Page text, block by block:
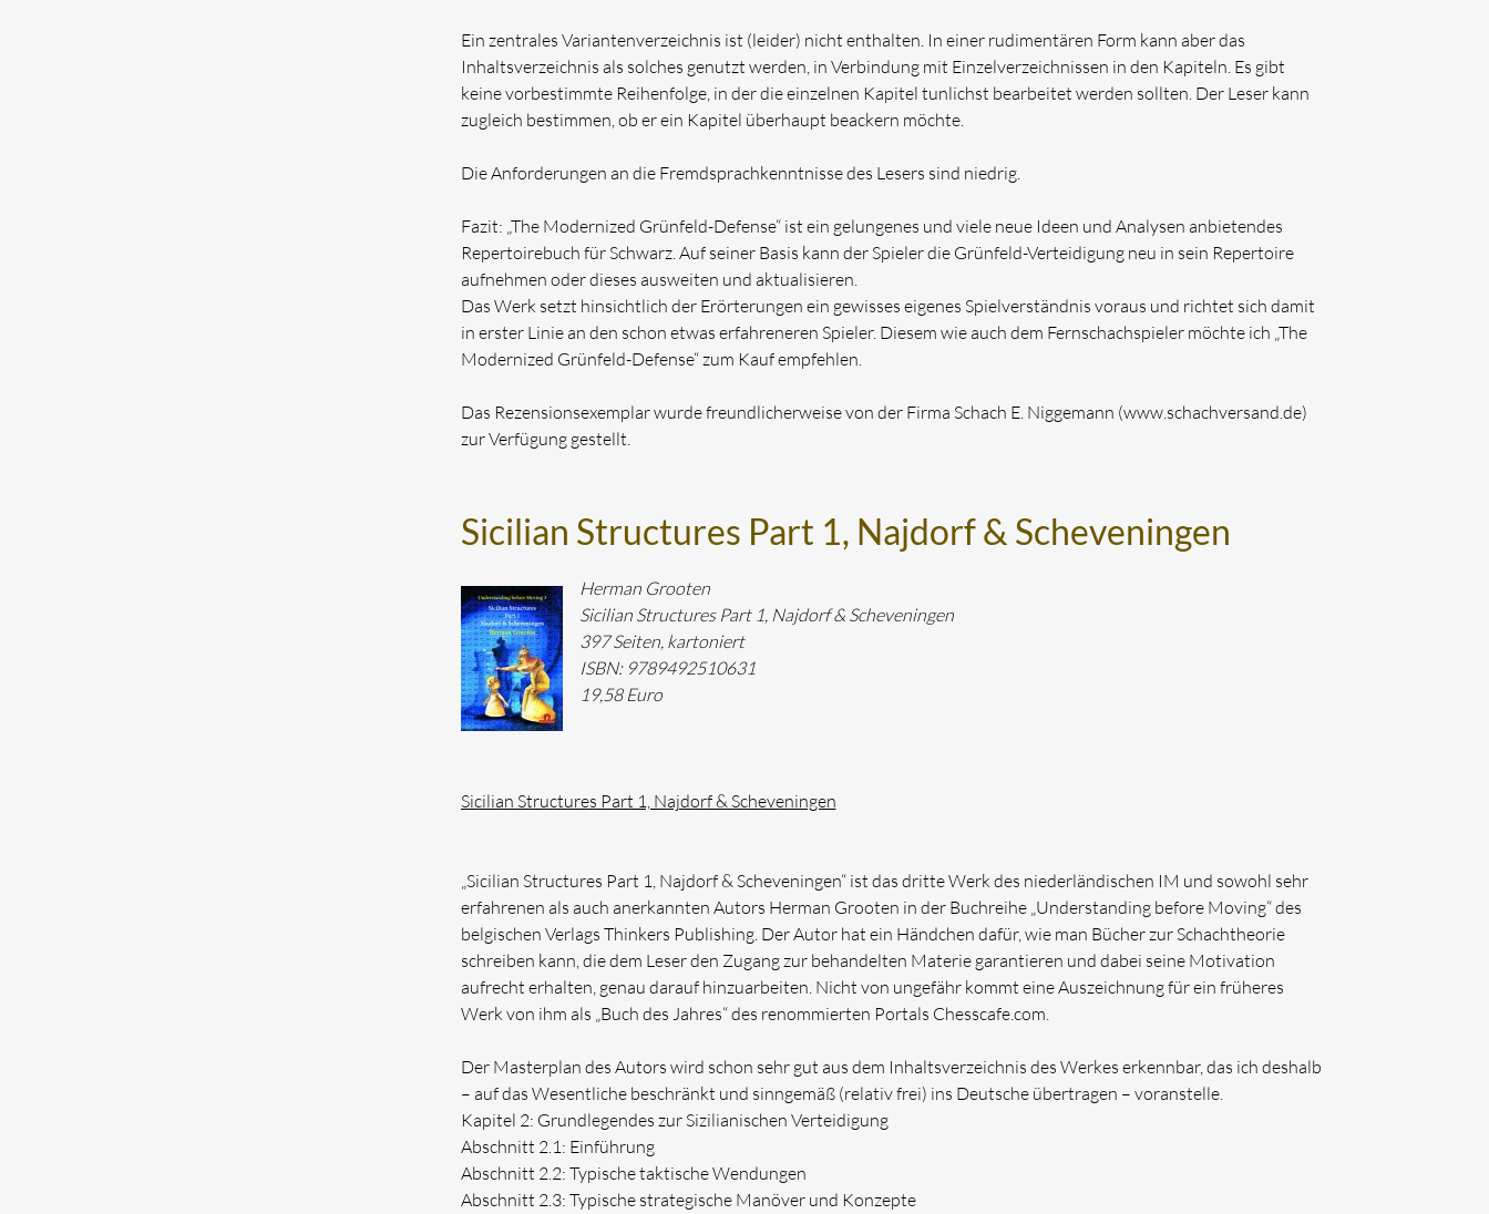
Ein zentrales Variantenverzeichnis ist (leider) nicht enthalten. In einer rudimentären Form kann aber das
Inhaltsverzeichnis als solches genutzt werden, in Verbindung mit Einzelverzeichnissen in den Kapiteln. Es gibt
keine vorbestimmte Reihenfolge, in der die einzelnen Kapitel tunlichst bearbeitet werden sollten. Der Leser kann
zugleich bestimmen, ob er ein Kapitel überhaupt beackern möchte.
Die Anforderungen an die Fremdsprachkenntnisse des Lesers sind niedrig.
Fazit: „The Modernized Grünfeld-Defense“ ist ein gelungenes und viele neue Ideen und Analysen anbietendes
Repertoirebuch für Schwarz. Auf seiner Basis kann der Spieler die Grünfeld-Verteidigung neu in sein Repertoire
aufnehmen oder dieses ausweiten und aktualisieren.
Das Werk setzt hinsichtlich der Erörterungen ein gewisses eigenes Spielverständnis voraus und richtet sich damit
in erster Linie an den schon etwas erfahreneren Spieler. Diesem wie auch dem Fernschachspieler möchte ich „The
Modernized Grünfeld-Defense“ zum Kauf empfehlen.
Das Rezensionsexemplar wurde freundlicherweise von der Firma Schach E. Niggemann (www.schachversand.de)
zur Verfügung gestellt.
Sicilian Structures Part 1, Najdorf & Scheveningen
Herman Grooten
Sicilian Structures Part 1, Najdorf & Scheveningen
397 Seiten, kartoniert
ISBN: 9789492510631
19,58 Euro
Sicilian Structures Part 1, Najdorf & Scheveningen
„Sicilian Structures Part 1, Najdorf & Scheveningen“ ist das dritte Werk des niederländischen IM und sowohl sehr
erfahrenen als auch anerkannten Autors Herman Grooten in der Buchreihe „Understanding before Moving“ des
belgischen Verlags Thinkers Publishing. Der Autor hat ein Händchen dafür, wie man Bücher zur Schachtheorie
schreiben kann, die dem Leser den Zugang zur behandelten Materie garantieren und dabei seine Motivation
aufrecht erhalten, genau darauf hinzuarbeiten. Nicht von ungefähr kommt eine Auszeichnung für ein früheres
Werk von ihm als „Buch des Jahres“ des renommierten Portals Chesscafe.com.
Der Masterplan des Autors wird schon sehr gut aus dem Inhaltsverzeichnis des Werkes erkennbar, das ich deshalb
– auf das Wesentliche beschränkt und sinngemäß (relativ frei) ins Deutsche übertragen – voranstelle.
Kapitel 2: Grundlegendes zur Sizilianischen Verteidigung
Abschnitt 2.1: Einführung
Abschnitt 2.2: Typische taktische Wendungen
Abschnitt 2.3: Typische strategische Manöver und Konzepte